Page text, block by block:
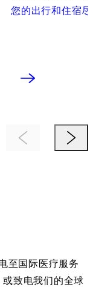
您的出行和住宿
Previous ItemNext
至国际医疗服务
致电我们的全球